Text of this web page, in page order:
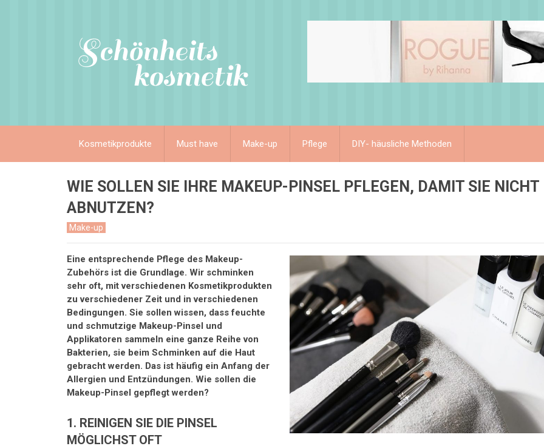
Kosmetikprodukte Must have Make-up Pflege DIY- häusliche Methoden
WIE SOLLEN SIE IHRE MAKEUP-PINSEL PFLEGEN, DAMIT SIE NICHT
ABNUTZEN?
Make-up
Eine entsprechende Pflege des Makeup-
Zubehörs ist die Grundlage. Wir schminken
sehr oft, mit verschiedenen Kosmetikprodukten
zu verschiedener Zeit und in verschiedenen
Bedingungen. Sie sollen wissen, dass feuchte
und schmutzige Makeup-Pinsel und
Applikatoren sammeln eine ganze Reihe von
Bakterien, sie beim Schminken auf die Haut
gebracht werden. Das ist häufig ein Anfang der
Allergien und Entzündungen. Wie sollen die
Makeup-Pinsel gepflegt werden?
1. REINIGEN SIE DIE PINSEL
MÖGLICHST OFT